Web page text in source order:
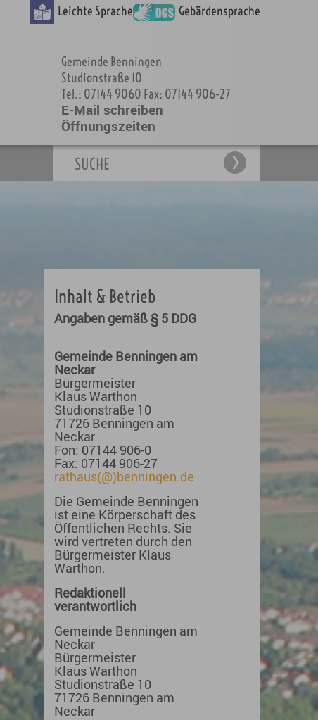
Leichte Sprache Gebärdensprache
Gemeinde Benningen
Studionstraße 10
Tel.: 07144 9060 Fax: 07144 906-27
E-Mail schreiben
Öffnungszeiten
SUCHE
Inhalt & Betrieb
Angaben gemäß § 5 DDG
Gemeinde Benningen am
Neckar
Bürgermeister
Klaus Warthon
Studionstraße 10
71726 Benningen am
Neckar
Fon: 07144 906-0
Fax: 07144 906-27
rathaus(@)benningen.de
Die Gemeinde Benningen
ist eine Körperschaft des
Öffentlichen Rechts. Sie
wird vertreten durch den
Bürgermeister Klaus
Warthon.
Redaktionell
verantwortlich
Gemeinde Benningen am
Neckar
Bürgermeister
Klaus Warthon
Studionstraße 10
71726 Benningen am
Neckar